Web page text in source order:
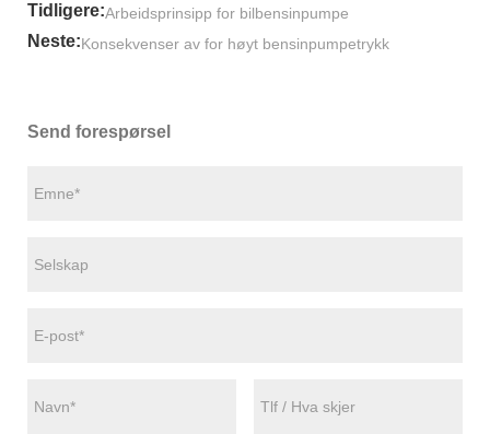
Tidligere:Arbeidsprinsipp for bilbensinpumpe
Neste:Konsekvenser av for høyt bensinpumpetrykk
Send forespørsel